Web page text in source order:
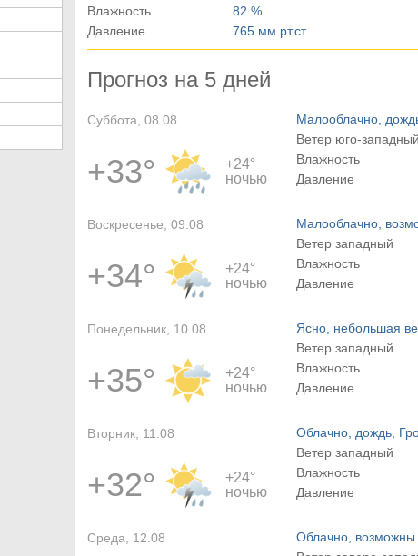
Влажность
82 %
Давление
765 мм рт.ст.
Прогноз на 5 дней
Суббота, 08.08
+33°
+24°
ночью
Малооблачно,
Ветер юго-западный
Влажность
Давление
Воскресенье, 09.08
+34°
+24°
ночью
Малооблачно,
Ветер западный
Влажность
Давление
Понедельник, 10.08
+35°
+24°
ночью
Ясно, небольшая
Ветер западный
Влажность
Давление
Вторник, 11.08
+32°
+24°
ночью
Облачно, дождь,
Ветер западный
Влажность
Давление
Среда, 12.08
Облачно, возможны